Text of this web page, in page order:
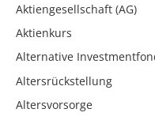
Aktiengesellschaft (AG)
Aktienkurs
Alternative
Altersrückstellung
Altersvorsorge